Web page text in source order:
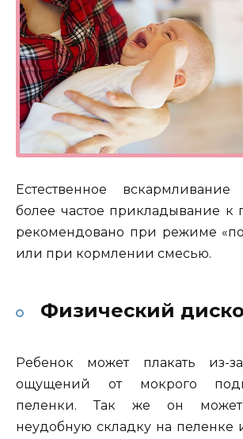
Естественное вскармливание
более частое прикладывание к
рекомендовано при режиме
или при кормлении смесью.
Физический
Ребенок может плакать из-
ощущений от мокрого
пеленки. Так же он может
неудобную складку на пеленке